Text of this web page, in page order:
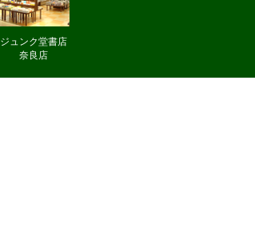
ジュンク堂書店
奈良店